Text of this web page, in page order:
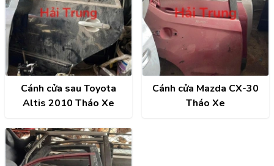
Cánh cửa sau Toyota
Altis 2010 Tháo Xe
Cánh cửa Mazda CX-30
Tháo Xe